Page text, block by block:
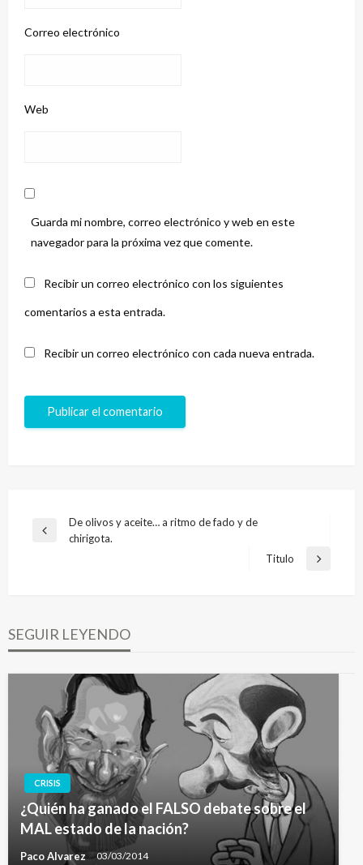
Correo electrónico
Web
Guarda mi nombre, correo electrónico y web en este
navegador para la próxima vez que comente.
Recibir un correo electrónico con los siguientes
comentarios a esta entrada.
Recibir un correo electrónico con cada nueva entrada.
Navegación
Entrada
De olivos y aceite… a ritmo de fado y de
chirigota.
Entrada
Titulo
SEGUIR LEYENDO
CRISIS
¿Quién ha ganado el FALSO debate sobre el
MAL estado de la nación?
Paco Alvarez 03/03/2014